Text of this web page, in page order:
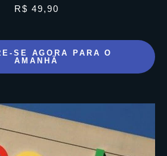
R$ 49,90
SE AGORA PARA O
AMANHÃ